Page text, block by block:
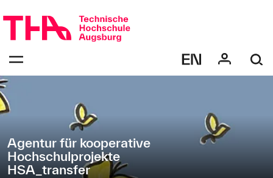
überspringen
zur
Navigation
"HSA_transfer"
Agentur für kooperative
Hochschulprojekte
HSA_transfer
bestätigen
Öffnen